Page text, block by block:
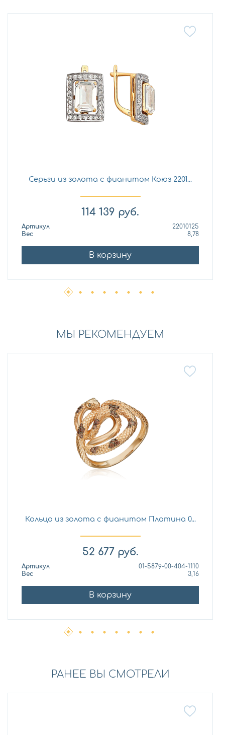
Серьги из золота с фианитом Коюз 2201...
114 139 руб.
Артикул
22010125
Вес
8,78
В корзину
МЫ РЕКОМЕНДУЕМ
Кольцо из золота с фианитом Платина 0...
52 677 руб.
Артикул
01-5879-00-404-1110
Вес
3,16
В корзину
РАНЕЕ ВЫ СМОТРЕЛИ